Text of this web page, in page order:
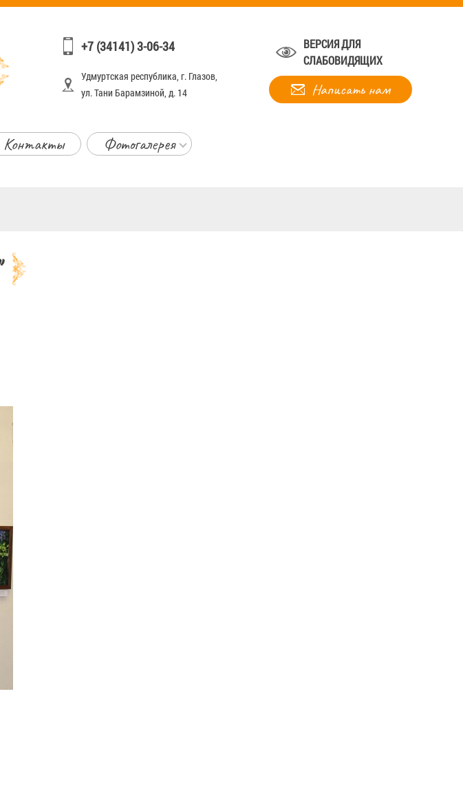
+7 (34141) 3-06-34
Удмуртская республика, г. Глазов,
ул. Тани Барамзиной, д. 14
ВЕРСИЯ ДЛЯ
СЛАБОВИДЯЩИХ
Написать нам
Контакты Фотогалерея